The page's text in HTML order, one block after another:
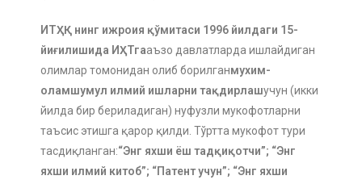
ИТҲҚ нинг ижроия қўмитаси 1996 йилдаги 15-
йиғилишида ИҲТгааъзо давлатларда ишлайдиган
олимлар томонидан олиб борилганмухим-
оламшумул илмий ишларни тақдирлашучун (икки
йилда бир бериладиган) нуфузли мукофотларни
таъсис этишга қарор қилди. Тўртта мукофот тури
тасдиқланган:“Энг яхши ёш тадқиқотчи”; “Энг
яхши илмий китоб”; “Патент учун”; “Энг яхши